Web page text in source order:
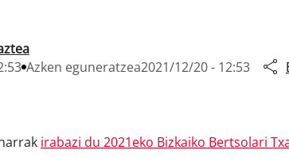
Azken eguneratzea2021/12/20 - 12:53
irabazi du 2021eko Bizkaiko Bertsolari